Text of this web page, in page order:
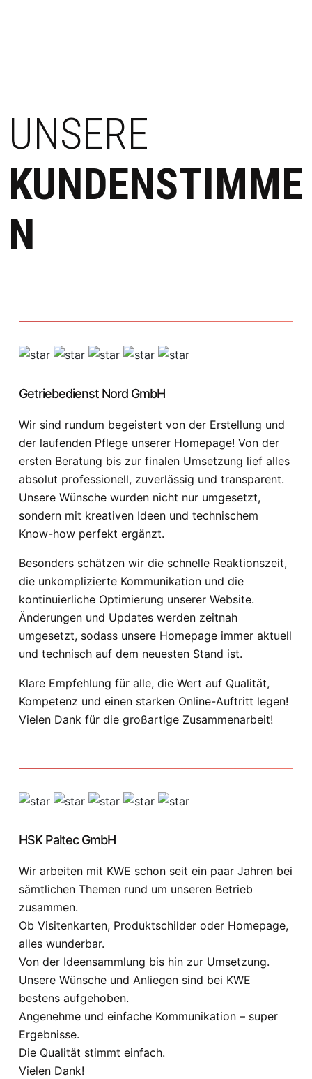
UNSERE
KUNDENSTIMME
N
Getriebedienst Nord GmbH
Wir sind rundum begeistert von der Erstellung und
der laufenden Pflege unserer Homepage! Von der
ersten Beratung bis zur finalen Umsetzung lief alles
absolut professionell, zuverlässig und transparent.
Unsere Wünsche wurden nicht nur umgesetzt,
sondern mit kreativen Ideen und technischem
Know-how perfekt ergänzt.
Besonders schätzen wir die schnelle Reaktionszeit,
die unkomplizierte Kommunikation und die
kontinuierliche Optimierung unserer Website.
Änderungen und Updates werden zeitnah
umgesetzt, sodass unsere Homepage immer aktuell
und technisch auf dem neuesten Stand ist.
Klare Empfehlung für alle, die Wert auf Qualität,
Kompetenz und einen starken Online-Auftritt legen!
Vielen Dank für die großartige Zusammenarbeit!
HSK Paltec GmbH
Wir arbeiten mit KWE schon seit ein paar Jahren bei
sämtlichen Themen rund um unseren Betrieb
zusammen.
Ob Visitenkarten, Produktschilder oder Homepage,
alles wunderbar.
Von der Ideensammlung bis hin zur Umsetzung.
Unsere Wünsche und Anliegen sind bei KWE
bestens aufgehoben.
Angenehme und einfache Kommunikation – super
Ergebnisse.
Die Qualität stimmt einfach.
Vielen Dank!